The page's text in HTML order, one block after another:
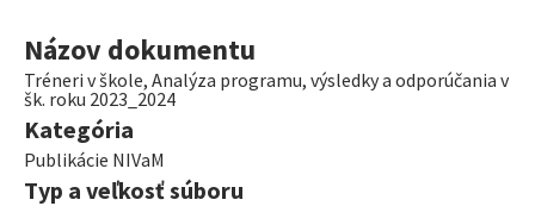
Názov dokumentu
Tréneri v škole, Analýza programu, výsledky a odporúčania v
šk. roku 2023_2024
Kategória
Publikácie NIVaM
Typ a veľkosť súboru